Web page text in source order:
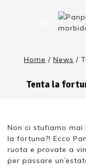
Home / News /
Tenta la
Non ci stufiamo
la fortuna?! Ecco
ruota e provate a
per passare